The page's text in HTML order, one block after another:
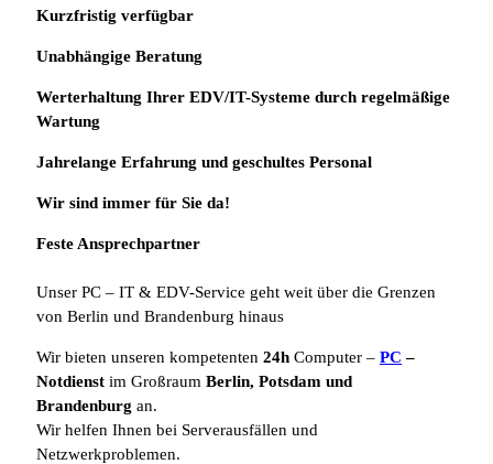
Kurzfristig verfügbar
Unabhängige Beratung
Werterhaltung Ihrer EDV/IT-Systeme durch regelmäßige
Wartung
Jahrelange Erfahrung und geschultes Personal
Wir sind immer für Sie da!
Feste Ansprechpartner
Unser PC – IT & EDV-Service geht weit über die Grenzen
von Berlin und Brandenburg hinaus
Wir bieten unseren kompetenten 24h Computer – PC –
Notdienst im Großraum Berlin, Potsdam und
Brandenburg an.
Wir helfen Ihnen bei Serverausfällen und
Netzwerkproblemen.